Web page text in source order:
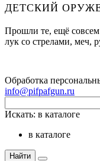
ДЕТСКИЙ
Прошли те, ещё совсем
лук со стрелами, меч,
Обработка
info@pifpafgun.ru
Искать: в каталоге
в каталоге
Найти